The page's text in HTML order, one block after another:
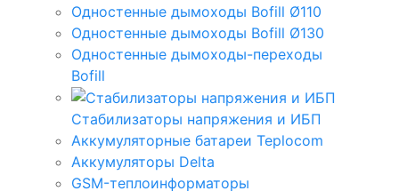
Одностенные дымоходы Bofill Ø110
Одностенные дымоходы Bofill Ø130
Одностенные дымоходы-переходы
Bofill
Стабилизаторы напряжения и ИБП
Аккумуляторные батареи Teplocom
Аккумуляторы Delta
GSM-теплоинформаторы